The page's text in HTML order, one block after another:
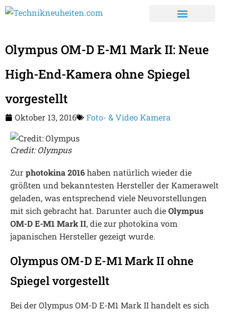
Olympus OM-D E-M1 Mark II: Neue
High-End-Kamera ohne Spiegel
vorgestellt
Oktober 13, 2016 Foto- & Video Kamera
Credit: Olympus
Zurphotokina 2016haben natürlich wieder die
größten und bekanntesten Hersteller der Kamerawelt
geladen, was entsprechend viele Neuvorstellungen
mit sich gebracht hat. Darunter auch dieOlympus
OM-D E-M1 Mark II, die zur photokina vom
japanischen Hersteller gezeigt wurde.
Olympus OM-D E-M1 Mark II ohne
Spiegel vorgestellt
Bei der Olympus OM-D E-M1 Mark II handelt es sich